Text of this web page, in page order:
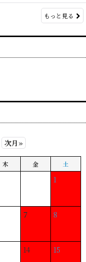
もっと見る
次月»
木 金 土
1
7 8
14 15